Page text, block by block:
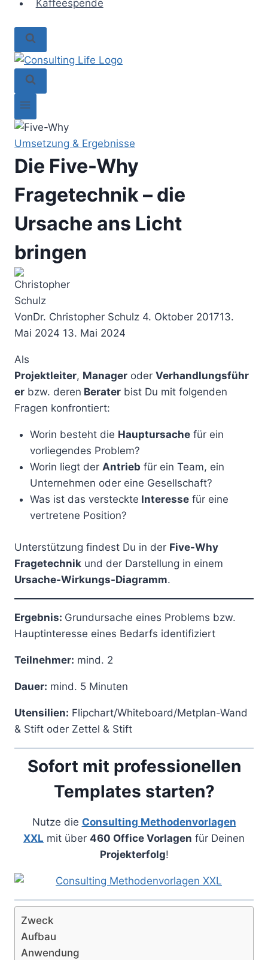
Kaffeespende
Umsetzung & Ergebnisse
Die Five-Why
Fragetechnik – die
Ursache ans Licht
bringen
VonDr. Christopher Schulz 4. Oktober 201713.
Mai 2024 13. Mai 2024
Als
Projektleiter, Manager oder Verhandlungsführ
er bzw. deren Berater bist Du mit folgenden
Fragen konfrontiert:
Worin besteht die Hauptursachefür ein
vorliegendes Problem?
Worin liegt der Antrieb für ein Team, ein
Unternehmen oder eine Gesellschaft?
Was ist das versteckte Interessefür eine
vertretene Position?
Unterstützung findest Du in der Five-Why
Fragetechnik und der Darstellung in einem
Ursache-Wirkungs-Diagramm.
Ergebnis: Grundursache eines Problems bzw.
Hauptinteresse eines Bedarfs identifiziert
Teilnehmer: mind. 2
Dauer: mind. 5 Minuten
Utensilien: Flipchart/Whiteboard/Metplan-Wand
& Stift oder Zettel & Stift
Sofort mit professionellen
Templates starten?
Nutze die Consulting Methodenvorlagen
XXL mit über 460 Office Vorlagen für Deinen
Projekterfolg!
Zweck
Aufbau
Anwendung